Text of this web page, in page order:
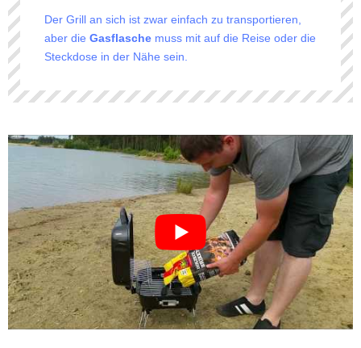
Der Grill an sich ist zwar einfach zu transportieren,
aber die Gasflasche muss mit auf die Reise oder die
Steckdose in der Nähe sein.